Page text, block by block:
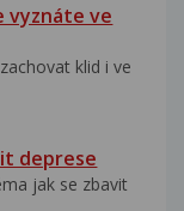
vyznáte ve
klid i ve
deprese
jak se zbavit